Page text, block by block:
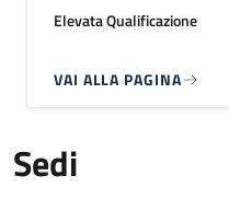
Elevata Qualificazione
VAI ALLA PAGINA
Sedi